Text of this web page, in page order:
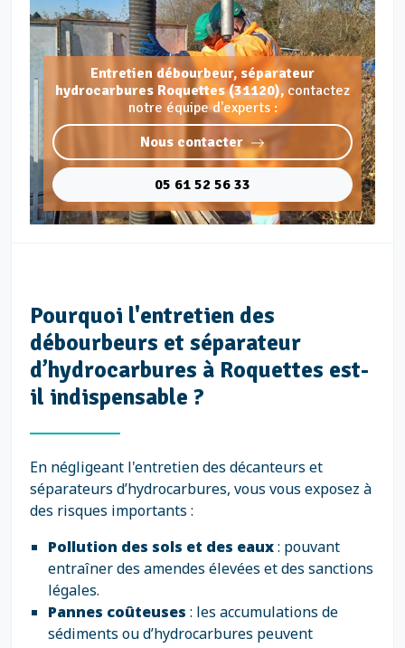
Entretien débourbeur, séparateur
hydrocarbures Roquettes (31120),contactez
notre équipe d'experts :
Nous contacter
05 61 52 56 33
Pourquoi l'entretien des
débourbeurs et séparateur
d’hydrocarbures à Roquettes est-
il indispensable ?
En négligeant l'entretien des décanteurs et
séparateurs d’hydrocarbures, vous vous exposez à
des risques importants :
Pollution des sols et des eaux: pouvant
entraîner des amendes élevées et des sanctions
légales.
Pannes coûteuses : les accumulations de
sédiments ou d’hydrocarbures peuvent